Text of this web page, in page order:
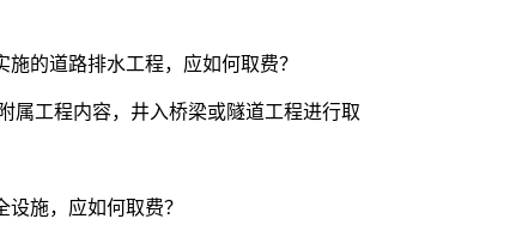
的道路排水工程，应如何取费？
属工程内容，井入桥梁或隧道工程进行取
施，应如何取费？